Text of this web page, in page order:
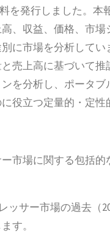
を発行しました。
、収益、価格、市
に市場を分析してい
売上高に基づいて
を分析し、ポータ
役立つ定量的・定性
市場に関する包括
サー市場の過去（
す。